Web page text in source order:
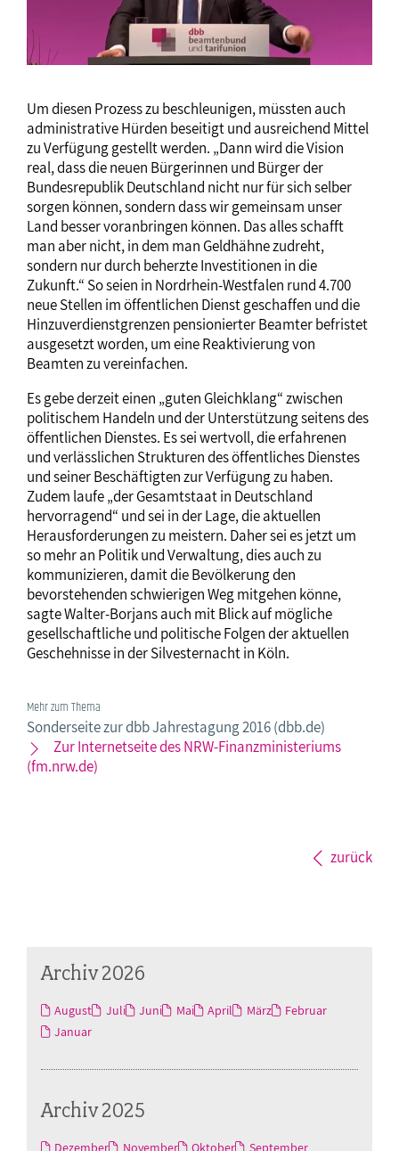
Um diesen Prozess zu beschleunigen, müssten auch
administrative Hürden beseitigt und ausreichend Mittel
zu Verfügung gestellt werden. „Dann wird die Vision
real, dass die neuen Bürgerinnen und Bürger der
Bundesrepublik Deutschland nicht nur für sich selber
sorgen können, sondern dass wir gemeinsam unser
Land besser voranbringen können. Das alles schafft
man aber nicht, in dem man Geldhähne zudreht,
sondern nur durch beherzte Investitionen in die
Zukunft.“ So seien in Nordrhein-Westfalen rund 4.700
neue Stellen im öffentlichen Dienst geschaffen und die
Hinzuverdienstgrenzen pensionierter Beamter befristet
ausgesetzt worden, um eine Reaktivierung von
Beamten zu vereinfachen.
Es gebe derzeit einen „guten Gleichklang“ zwischen
politischem Handeln und der Unterstützung seitens des
öffentlichen Dienstes. Es sei wertvoll, die erfahrenen
und verlässlichen Strukturen des öffentliches Dienstes
und seiner Beschäftigten zur Verfügung zu haben.
Zudem laufe „der Gesamtstaat in Deutschland
hervorragend“ und sei in der Lage, die aktuellen
Herausforderungen zu meistern. Daher sei es jetzt um
so mehr an Politik und Verwaltung, dies auch zu
kommunizieren, damit die Bevölkerung den
bevorstehenden schwierigen Weg mitgehen könne,
sagte Walter-Borjans auch mit Blick auf mögliche
gesellschaftliche und politische Folgen der aktuellen
Geschehnisse in der Silvesternacht in Köln.
Mehr zum Thema
Sonderseite zur dbb Jahrestagung 2016 (dbb.de)
Zur Internetseite des NRW-Finanzministeriums
(fm.nrw.de)
zurück
Archiv 2026
August Juli Juni Mai April März
Februar
Januar
Archiv 2025
Dezember November Oktober September